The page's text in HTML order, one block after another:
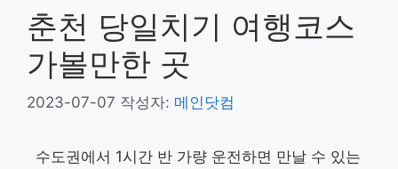
춘천 당일치기 여행코스
가볼만한 곳
2023-07-07 작성자: 메인닷컴
수도권에서 1시간 반 가량 운전하면 만날 수 있는